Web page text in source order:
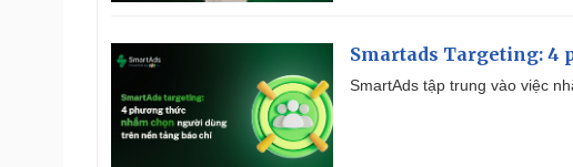
Smartads Targeting: 4
SmartAds tập trung vào việc